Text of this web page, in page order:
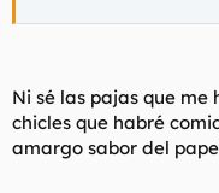
Ni sé las pajas que me
chicles que habré
amargo sabor del